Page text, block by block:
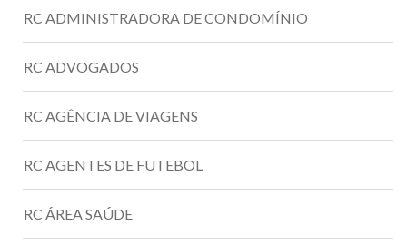
RC ADMINISTRADORA DE CONDOMÍNIO
RC ADVOGADOS
RC AGÊNCIA DE VIAGENS
RC AGENTES DE FUTEBOL
RC ÁREA SAÚDE